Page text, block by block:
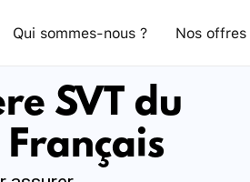
Qui sommes-nous ? Nos offres
SVT du